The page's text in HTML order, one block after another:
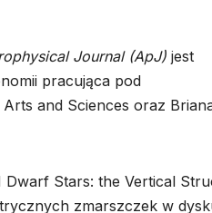
Journal (ApJ) jest
pracująca pod
and Sciences oraz
Stars: the Vertical
zmarszczek w